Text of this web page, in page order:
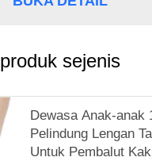
produk sejenis
Dewasa Anak-anak
Pelindung Lengan
Untuk Pembalut